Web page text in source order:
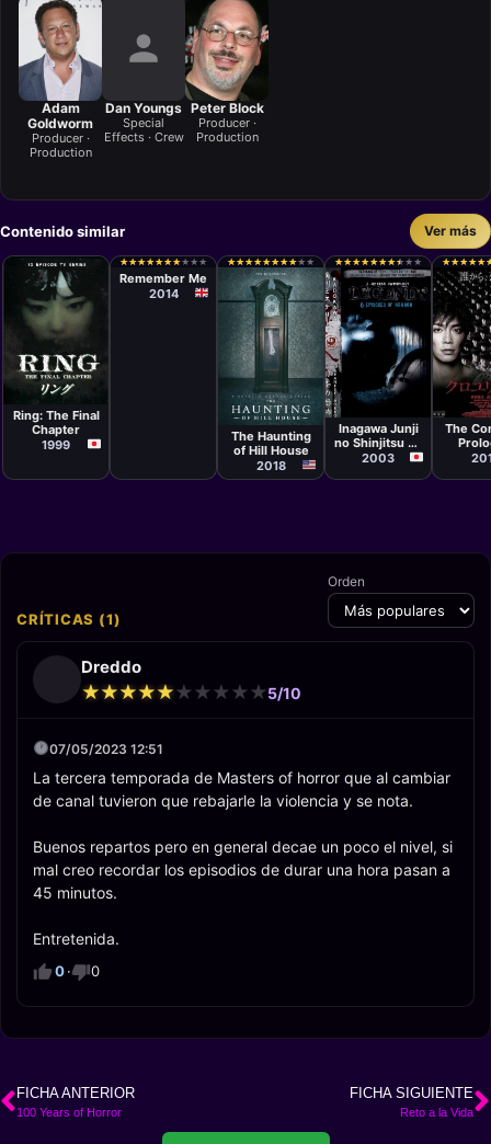
Adam
Goldworm
Producer ·
Production
Dan Youngs
Special
Effects · Crew
Peter Block
Producer ·
Production
Contenido similar Ver más
Serie
Hidetomo
Matsuda,
Yoshito
Fukumoto
Ring: The Final
Chapter
1999
★
★★
★★
★★
★★
★★
★★
★★
★ ★
★ ★
★
Ashley Pearce
Remember Me
2014
★
★★
★★
★★
★★
★★
★★
★★
★★
★ ★
★
Serie
Mike Flanagan
The Haunting
of Hill House
2018
★
★★
★★
★★
★★
★★
★★
★★
★ ★
★ ★
★
Serie
Inagawa Junji
no Shinjitsu no
Horror
2003
★
★★
★★
★★
★★
★
Serie
Hideo
The
CRÍTICAS (1)
Orden
Dreddo
★
★★
★★
★★
★★
★★
★★
★★
★★
★★
★5/10
07/05/2023 12:51
La tercera temporada de Masters of horror que al cambiar
de canal tuvieron que rebajarle la violencia y se nota.
Buenos repartos pero en general decae un poco el nivel, si
mal creo recordar los episodios de durar una hora pasan a
45 minutos.
Entretenida.
0· 0
FICHA ANTERIOR
100 Years of Horror
FICHA SIGUIENTE
Reto a la Vida